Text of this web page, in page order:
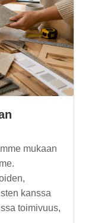
mukaan
kanssa
toimivuus,